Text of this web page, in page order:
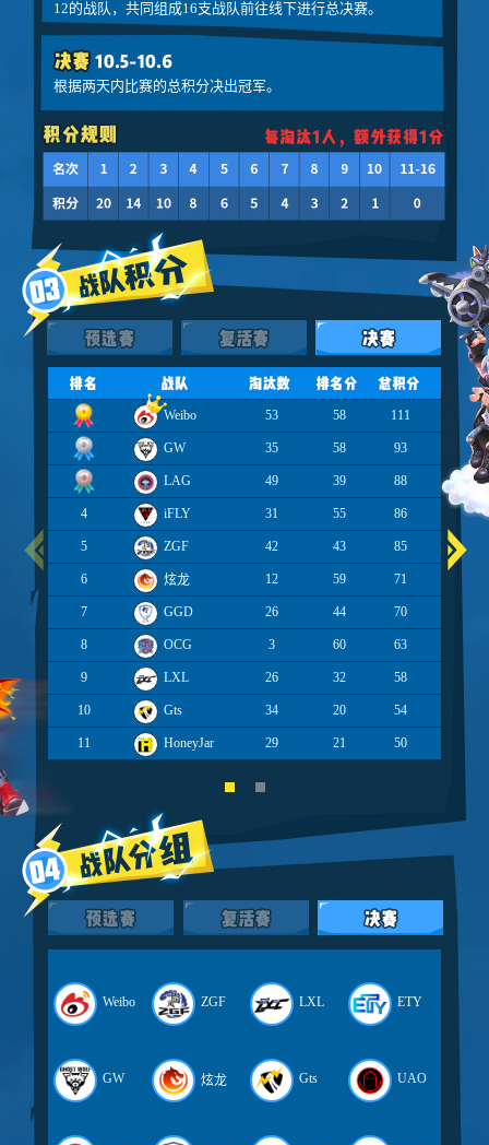
12的战队，共同组成16支战队前往线下进行总决赛。
根据两天内比赛的总积分决出冠军。
1 Weibo 53 58 111
2 GW 35 58 93
3 LAG 49 39 88
4 iFLY 31 55 86
5 ZGF 42 43 85
6 炫龙 12 59 71
7 GGD 26 44 70
8 OCG 3 60 63
9 LXL 26 32 58
10 Gts 34 20 54
11 HoneyJar 29 21 50
12
13
14
15
Weibo
GW
ZGF
炫龙
LXL
Gts
ETY
UAO